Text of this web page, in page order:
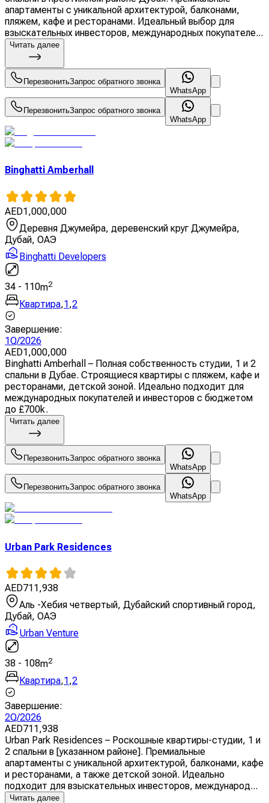
апартаменты с уникальной архитектурой, балконами,
пляжем, кафе и ресторанами. Идеальный выбор для
взыскательных инвесторов, международных покупателе...
Читать далее
ПерезвонитьЗапрос обратного звонка
WhatsApp
ПерезвонитьЗапрос обратного звонка
WhatsApp
Binghatti Amberhall
AED1,000,000
Деревня Джумейра, деревенский круг Джумейра,
Дубай, ОАЭ
Binghatti Developers
34 - 110m2
Квартира,1,2
Завершение:
1Q/2026
AED1,000,000
Binghatti Amberhall – Полная собственность студии, 1 и 2
спальни в Дубае. Строящиеся квартиры с пляжем, кафе и
ресторанами, детской зоной. Идеально подходит для
международных покупателей и инвесторов с бюджетом
до £700k.
Читать далее
ПерезвонитьЗапрос обратного звонка
WhatsApp
ПерезвонитьЗапрос обратного звонка
WhatsApp
Urban Park Residences
AED711,938
Аль -Хебия четвертый, Дубайский спортивный город,
Дубай, ОАЭ
Urban Venture
38 - 108m2
Квартира,1,2
Завершение:
2Q/2026
AED711,938
Urban Park Residences – Роскошные квартиры-студии, 1 и
2 спальни в [указанном районе]. Премиальные
апартаменты с уникальной архитектурой, балконами, кафе
и ресторанами, а также детской зоной. Идеально
подходит для взыскательных инвесторов, международ...
Читать далее